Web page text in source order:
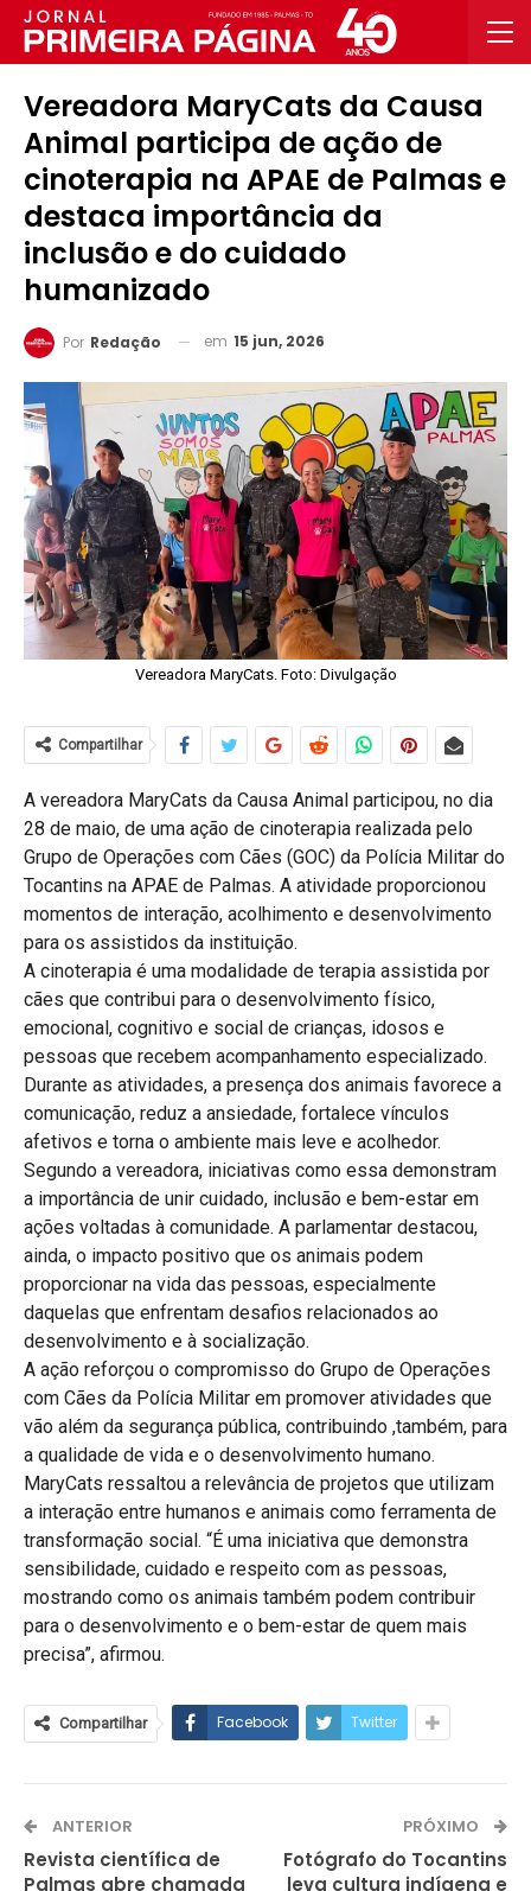
Vereadora MaryCats da Causa
Animal participa de ação de
cinoterapia na APAE de Palmas e
destaca importância da
inclusão e do cuidado
humanizado
Por Redação em 15 jun, 2026
Vereadora MaryCats. Foto: Divulgação
Compartilhar
A vereadora MaryCats da Causa Animal participou, no dia
28 de maio, de uma ação de cinoterapia realizada pelo
Grupo de Operações com Cães (GOC) da Polícia Militar do
Tocantins na APAE de Palmas. A atividade proporcionou
momentos de interação, acolhimento e desenvolvimento
para os assistidos da instituição.
A cinoterapia é uma modalidade de terapia assistida por
cães que contribui para o desenvolvimento físico,
emocional, cognitivo e social de crianças, idosos e
pessoas que recebem acompanhamento especializado.
Durante as atividades, a presença dos animais favorece a
comunicação, reduz a ansiedade, fortalece vínculos
afetivos e torna o ambiente mais leve e acolhedor.
Segundo a vereadora, iniciativas como essa demonstram
a importância de unir cuidado, inclusão e bem-estar em
ações voltadas à comunidade. A parlamentar destacou,
ainda, o impacto positivo que os animais podem
proporcionar na vida das pessoas, especialmente
daquelas que enfrentam desafios relacionados ao
desenvolvimento e à socialização.
A ação reforçou o compromisso do Grupo de Operações
com Cães da Polícia Militar em promover atividades que
vão além da segurança pública, contribuindo ,também, para
a qualidade de vida e o desenvolvimento humano.
MaryCats ressaltou a relevância de projetos que utilizam
a interação entre humanos e animais como ferramenta de
transformação social. “É uma iniciativa que demonstra
sensibilidade, cuidado e respeito com as pessoas,
mostrando como os animais também podem contribuir
para o desenvolvimento e o bem-estar de quem mais
precisa”, afirmou.
Compartilhar Facebook Twitter
ANTERIOR
Revista científica de
Palmas abre chamada
PRÓXIMO
Fotógrafo do Tocantins
leva cultura indígena e